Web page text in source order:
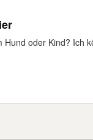
oder Kind? Ich